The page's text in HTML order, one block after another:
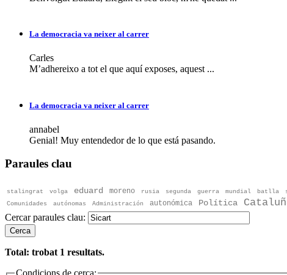
La democracia va neixer al carrer
Carles
M’adhereixo a tot el que aquí exposes, aquest ...
La democracia va neixer al carrer
annabel
Genial! Muy entendedor de lo que está pasando.
Paraules clau
stalingrat volga eduard moreno rusia segunda guerra mundial batlla
Comunidades
autónomas Administración autonómica Política
Cercar paraules clau:
Cerca
Total: trobat 1 resultats.